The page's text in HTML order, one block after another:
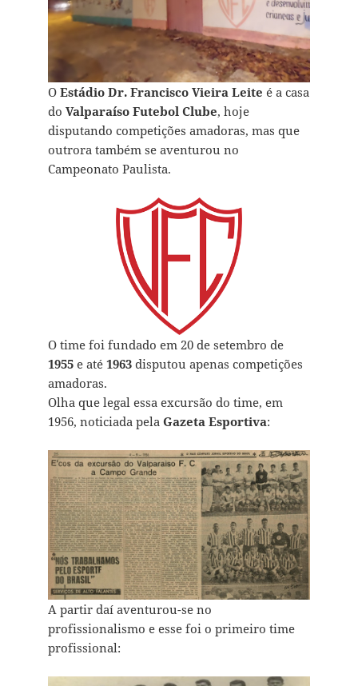
O Estádio Dr. Francisco Vieira Leite é a casa
do Valparaíso Futebol Clube, hoje
disputando competições amadoras, mas que
outrora também se aventurou no
Campeonato Paulista.
O time foi fundado em 20 de setembro de
1955e até 1963disputou apenas competições
amadoras.
Olha que legal essa excursão do time, em
1956, noticiada pela Gazeta Esportiva:
A partir daí aventurou-se no
profissionalismo e esse foi o primeiro time
profissional: